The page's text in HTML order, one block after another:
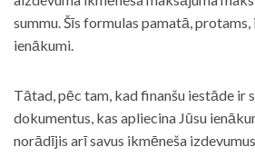
summu. Šīs formulas pamatā,
ienākumi.
Tātad, pēc tam, kad finanšu iestāde ir
dokumentus, kas apliecina Jūsu
norādījis arī savus ikmēneša